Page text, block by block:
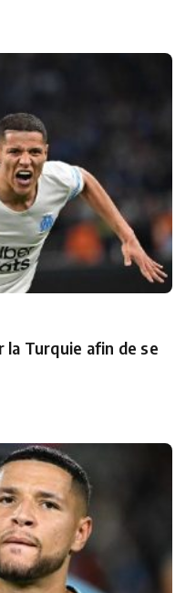
la Turquie afin de se